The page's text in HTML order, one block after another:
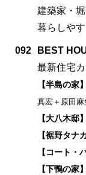
建築家・
暮らしやす
092
BEST
最新住宅
【半島の家】
真宏＋原田麻
【大八木邸】
【裾野タナ
【コート・
【下鴨の家】